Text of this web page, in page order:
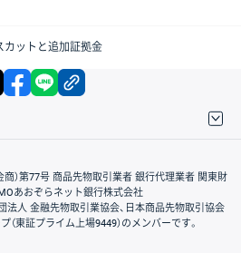
カットと追加証拠金
X facebook
）第77号 商品先物取引業者 銀行代理業者 関東財
あおぞらネット銀行株式会社
法人 金融先物取引業協会、日本商品先物取引協会
東証プライム上場9449）のメンバーです。